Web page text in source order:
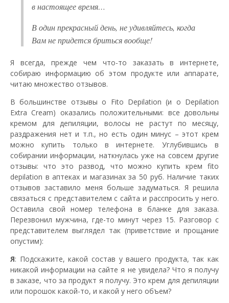
в настоящее время…
В один прекрасный день, не удивляйтесь, когда
Вам не придется бриться вообще!
Я всегда, прежде чем что-то заказать в интернете,
собираю информацию об этом продукте или аппарате,
читаю множество отзывов.
В большинстве отзывы о Fito Depilation (и о Depilation
Extra Cream) оказались положительными: все довольны
кремом для депиляции, волосы не растут по месяцу,
раздражения нет и т.п., но есть один минус – этот крем
можно купить только в интернете. Углубившись в
собирании информации, наткнулась уже на совсем другие
отзывы: что это развод, что можно купить крем fito
depilation в аптеках и магазинах за 50 руб. Наличие таких
отзывов заставило меня больше задуматься. Я решила
связаться с представителем с сайта и расспросить у него.
Оставила свой номер телефона в бланке для заказа.
Перезвонил мужчина, где-то минут через 15. Разговор с
представителем выглядел так (приветствие и прощание
опустим):
Я: Подскажите, какой состав у вашего продукта, так как
никакой информации на сайте я не увидела? Что я получу
в заказе, что за продукт я получу. Это крем для депиляции
или порошок какой-то, и какой у него объем?